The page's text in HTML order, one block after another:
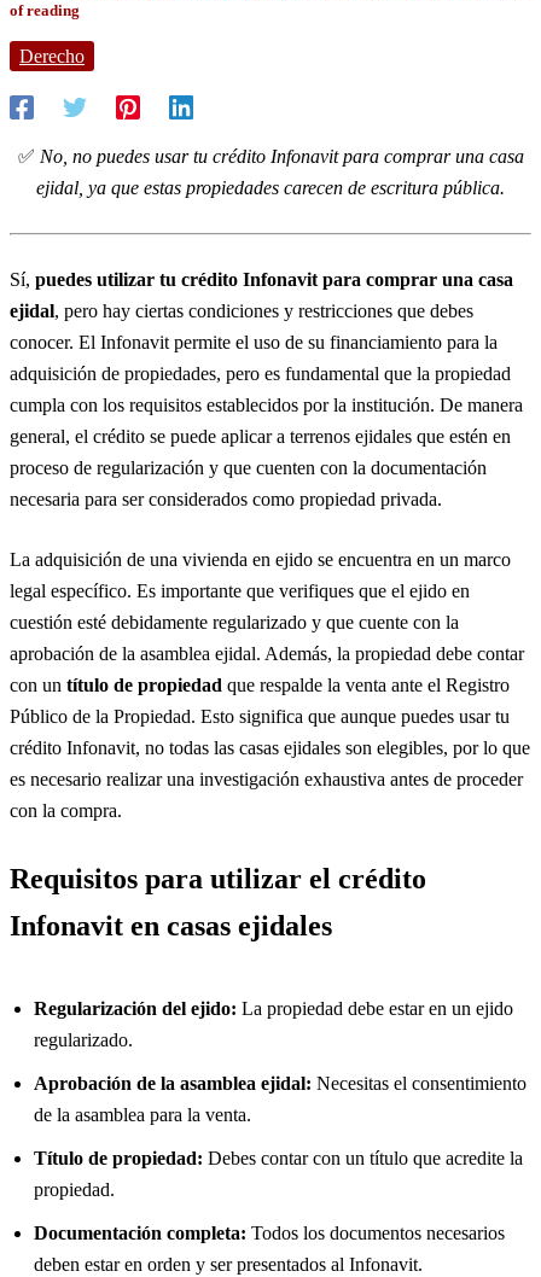
of reading
Derecho
✅ No, no puedes usar tu crédito Infonavit para comprar una casa
ejidal, ya que estas propiedades carecen de escritura pública.
Sí, puedes utilizar tu crédito Infonavit para comprar una casa
ejidal, pero hay ciertas condiciones y restricciones que debes
conocer. El Infonavit permite el uso de su financiamiento para la
adquisición de propiedades, pero es fundamental que la propiedad
cumpla con los requisitos establecidos por la institución. De manera
general, el crédito se puede aplicar a terrenos ejidales que estén en
proceso de regularización y que cuenten con la documentación
necesaria para ser considerados como propiedad privada.
La adquisición de una vivienda en ejido se encuentra en un marco
legal específico. Es importante que verifiques que el ejido en
cuestión esté debidamente regularizado y que cuente con la
aprobación de la asamblea ejidal. Además, la propiedad debe contar
con un título de propiedad que respalde la venta ante el Registro
Público de la Propiedad. Esto significa que aunque puedes usar tu
crédito Infonavit, no todas las casas ejidales son elegibles, por lo que
es necesario realizar una investigación exhaustiva antes de proceder
con la compra.
Requisitos para utilizar el crédito
Infonavit en casas ejidales
Regularización del ejido: La propiedad debe estar en un ejido
regularizado.
Aprobación de la asamblea ejidal: Necesitas el consentimiento
de la asamblea para la venta.
Título de propiedad: Debes contar con un título que acredite la
propiedad.
Documentación completa: Todos los documentos necesarios
deben estar en orden y ser presentados al Infonavit.